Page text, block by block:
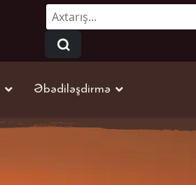
Axtarmaq...
Əbədiləşdirmə